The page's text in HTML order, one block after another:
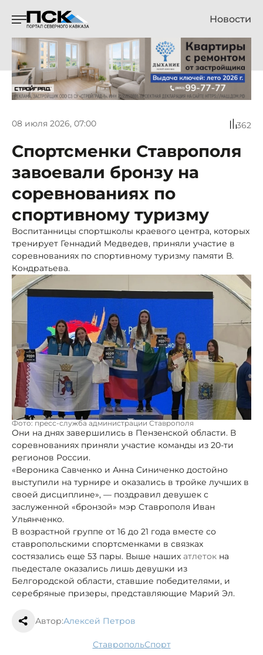
Новости
08 июля 2026, 07:00 362
Спортсменки Ставрополя
завоевали бронзу на
соревнованиях по
спортивному туризму
Воспитанницы спортшколы краевого центра, которых
тренирует Геннадий Медведев, приняли участие в
соревнованиях по спортивному туризму памяти В.
Кондратьева.
Фото: пресс-служба администрации Ставрополя
Они на днях завершились в Пензенской области. В
соревнованиях приняли участие команды из 20-ти
регионов России.
«Вероника Савченко и Анна Синиченко достойно
выступили на турнире и оказались в тройке лучших в
своей дисциплине», — поздравил девушек с
заслуженной «бронзой» мэр Ставрополя Иван
Ульянченко.
В возрастной группе от 16 до 21 года вместе со
ставропольскими спортсменками в связках
состязались еще 53 пары. Выше наших атлеток на
пьедестале оказались лишь девушки из
Белгородской области, ставшие победителями, и
серебряные призеры, представляющие Марий Эл.
Автор:Алексей Петров
Ставрополь спорт